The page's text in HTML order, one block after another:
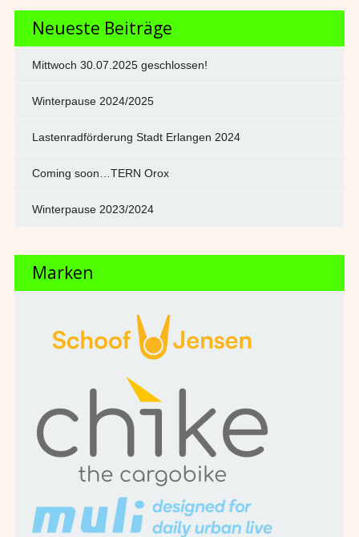
Neueste Beiträge
Mittwoch 30.07.2025 geschlossen!
Winterpause 2024/2025
Lastenradförderung Stadt Erlangen 2024
Coming soon…TERN Orox
Winterpause 2023/2024
Marken